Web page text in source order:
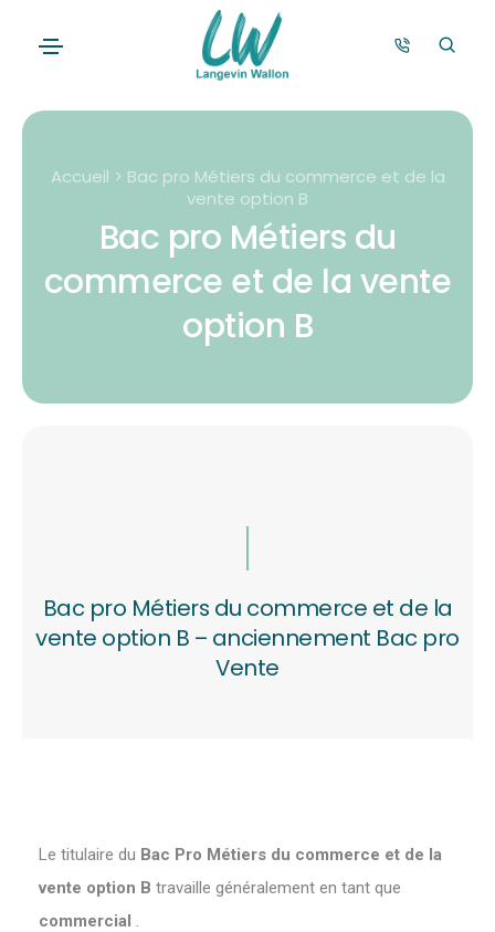
Accueil > Bac pro Métiers du commerce et de la
vente option B
Bac pro Métiers du
commerce et de la vente
option B
Bac pro Métiers du commerce et de la
vente option B – anciennement Bac pro
Vente
Le titulaire du Bac Pro Métiers du commerce et de la
vente option B travaille généralement en tant que
commercial .